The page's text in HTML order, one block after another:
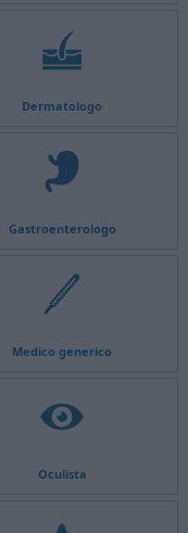
Dermatologo
Gastroenterologo
Medico generico
Oculista